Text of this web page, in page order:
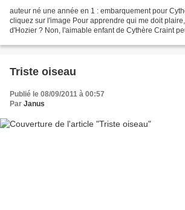
auteur né une année en 1 : embarquement pour
cliquez sur l'image Pour apprendre qui me doit
d'Hozier ? Non, l'aimable enfant de Cythère Craint
Triste oiseau
Publié le 08/09/2011 à 00:57
Par Janus